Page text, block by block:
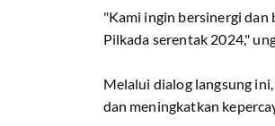
"Kami ingin bersinergi dan
Pilkada serentak 2024,"
Melalui dialog langsung
dan meningkatkan